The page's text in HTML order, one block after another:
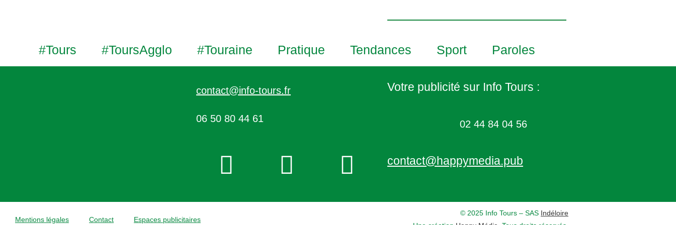
V
e
#Tours #ToursAgglo #Touraine Pratique Tendances Sport Paroles
contact@info-tours.fr
06 50 80 44 61
Votre publicité sur Info Tours :
02 44 84 04 56
contact@happymedia.pub
Mentions légales Contact Espaces publicitaires
© 2025 Info Tours – SAS Indéloire